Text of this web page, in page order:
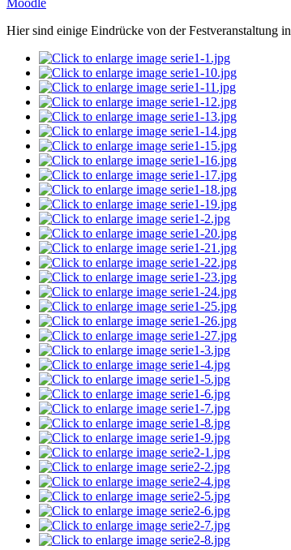
Hier sind einige Eindrücke von der Festveranstaltung